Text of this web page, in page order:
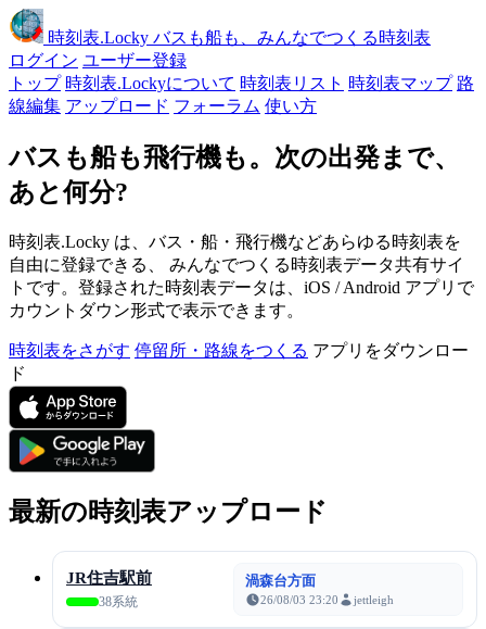
時刻表.Locky バスも船も、みんなでつくる時刻表
ログイン ユーザー登録
トップ 時刻表.Lockyについて 時刻表リスト 時刻表マップ 路
線編集 アップロード フォーラム 使い方
バスも船も飛行機も。次の出発まで、
あと何分?
時刻表.Locky は、バス・船・飛行機などあらゆる時刻表を
自由に登録できる、 みんなでつくる時刻表データ共有サイ
トです。登録された時刻表データは、iOS / Android アプリで
カウントダウン形式で表示できます。
時刻表をさがす 停留所・路線をつくる アプリをダウンロー
ド
最新の時刻表アップロード
JR住吉駅前
38系統
渦森台方面
26/08/03 23:20 jettleigh